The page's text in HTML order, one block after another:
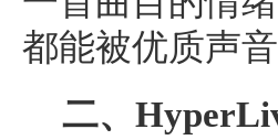
都能被优质声
二、